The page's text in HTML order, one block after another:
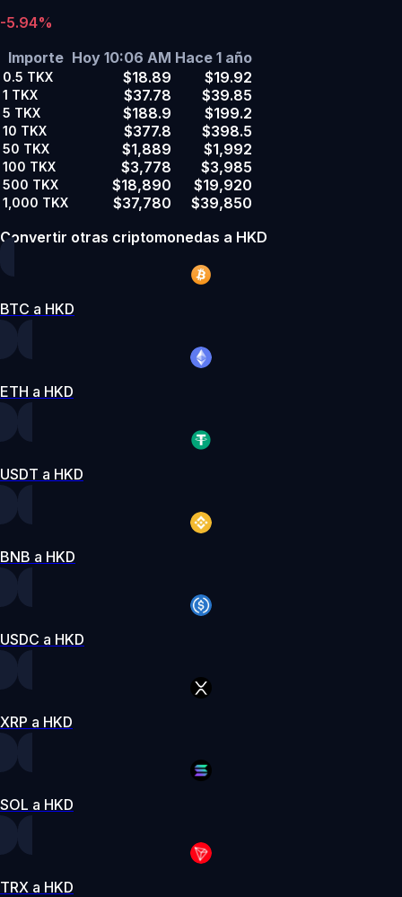
-5.94%
Importe Hoy 10:06 AM Hace 1 año
0.5 TKX $18.89 $19.92
1 TKX $37.78 $39.85
5 TKX $188.9 $199.2
10 TKX $377.8 $398.5
50 TKX $1,889 $1,992
100 TKX $3,778 $3,985
500 TKX $18,890 $19,920
1,000 TKX $37,780
$39,850
Convertir otras criptomonedas a HKD
BTC a HKD
ETH a HKD
USDT a HKD
BNB a HKD
USDC a HKD
XRP a HKD
SOL a HKD
TRX a HKD